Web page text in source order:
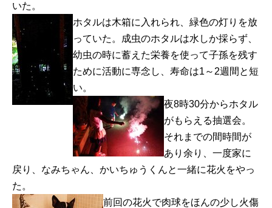
いた。
ホタルは木箱に入れられ、緑色の灯りを放
っていた。成虫のホタルは水しか採らず、
幼虫の時に蓄えた栄養を使って子孫を残す
ために活動に専念し、寿命は1～2週間と短
い。
夜8時30分からホタル
がもらえる抽選会。
それまでの間時間が
あり余り、一度家に
戻り、なみちゃん、かいちゅうくんと一緒に花火をやっ
た。
前回の花火で肉球をほんの少し火傷